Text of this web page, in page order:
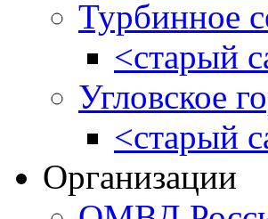
Турбинное
<старый
Угловское
<старый
Организации